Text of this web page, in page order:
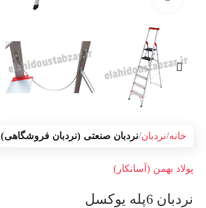
خانه نردبان نردبان صنعتی (نردبان فروشگاهی)
پولاد بهمن (آسانکار)
نردبان 6پله یوکسل